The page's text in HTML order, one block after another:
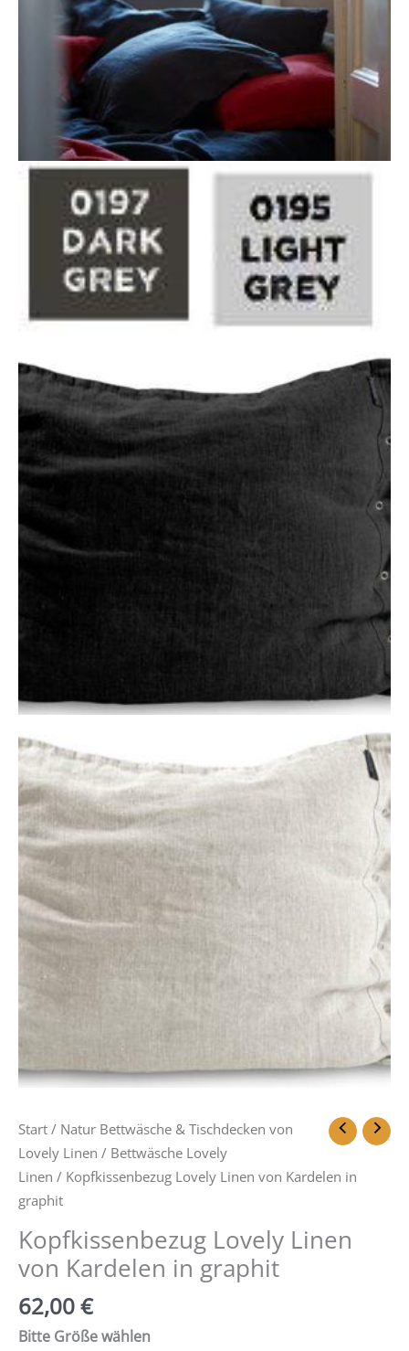
Start / Natur Bettwäsche & Tischdecken von
Lovely Linen / Bettwäsche Lovely
Linen / Kopfkissenbezug Lovely Linen von Kardelen in
graphit
Kopfkissenbezug Lovely Linen
von Kardelen in graphit
62,00€
Bitte Größe wählen